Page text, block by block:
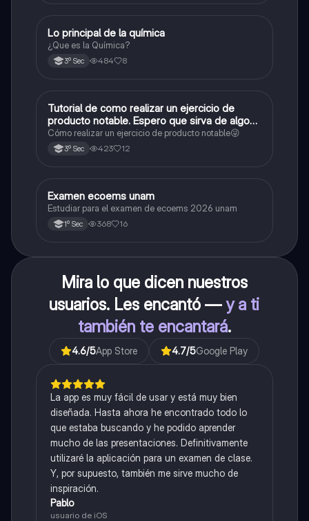
Química
Lo principal de la química
¿Que es la Química?
3º Sec 484 8
Matemáticas
Tutorial de como realizar un ejercicio de
producto notable. Espero que sirva de algo💕
😜
Cómo realizar un ejercicio de producto notable😜
3º Sec 423 12
Español
Examen ecoems unam
Estudiar para el examen de ecoems 2026 unam
1º Sec 368 16
Mira lo que dicen nuestros
usuarios. Les encantó —y a ti
también te encantará.
4.6/5App Store 4.7/5Google Play
La app es muy fácil de usar y está muy bien
diseñada. Hasta ahora he encontrado todo lo
que estaba buscando y he podido aprender
mucho de las presentaciones. Definitivamente
utilizaré la aplicación para un examen de clase.
Y, por supuesto, también me sirve mucho de
inspiración.
Pablo
usuario de iOS